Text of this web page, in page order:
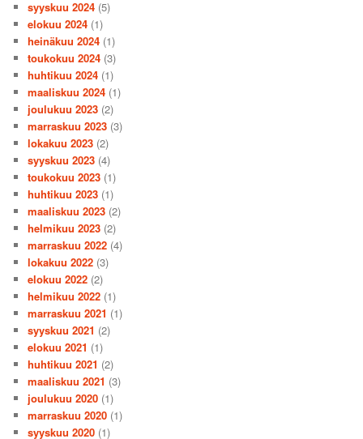
syyskuu 2024 (5)
elokuu 2024 (1)
heinäkuu 2024 (1)
toukokuu 2024 (3)
huhtikuu 2024 (1)
maaliskuu 2024 (1)
joulukuu 2023 (2)
marraskuu 2023 (3)
lokakuu 2023 (2)
syyskuu 2023 (4)
toukokuu 2023 (1)
huhtikuu 2023 (1)
maaliskuu 2023 (2)
helmikuu 2023 (2)
marraskuu 2022 (4)
lokakuu 2022 (3)
elokuu 2022 (2)
helmikuu 2022 (1)
marraskuu 2021 (1)
syyskuu 2021 (2)
elokuu 2021 (1)
huhtikuu 2021 (2)
maaliskuu 2021 (3)
joulukuu 2020 (1)
marraskuu 2020 (1)
syyskuu 2020 (1)